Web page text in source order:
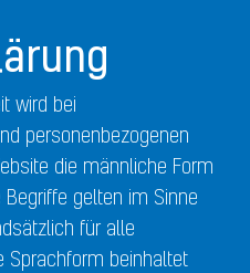
wird bei
personenbezogenen
die männliche Form
gelten im Sinne
für alle
Sprachform beinhaltet